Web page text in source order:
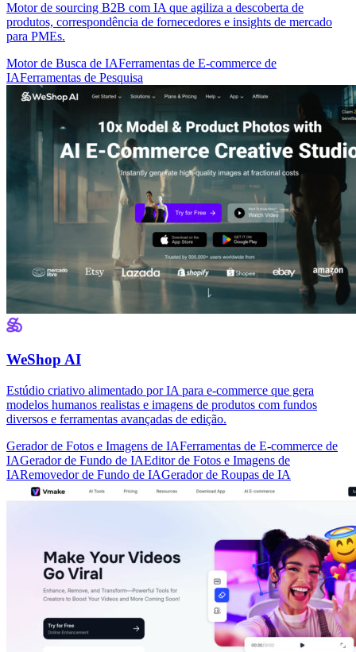
Motor de sourcing B2B com IA que agiliza a descoberta de
produtos, correspondência de fornecedores e insights de mercado
para PMEs.
Motor de Busca de IAFerramentas de E-commerce de
IAFerramentas de Pesquisa
WeShop AI
Estúdio criativo alimentado por IA para e-commerce que gera
modelos humanos realistas e imagens de produtos com fundos
diversos e ferramentas avançadas de edição.
Gerador de Fotos e Imagens de IAFerramentas de E-commerce de
IAGerador de Fundo de IAEditor de Fotos e Imagens de
IARemovedor de Fundo de IAGerador de Roupas de IA